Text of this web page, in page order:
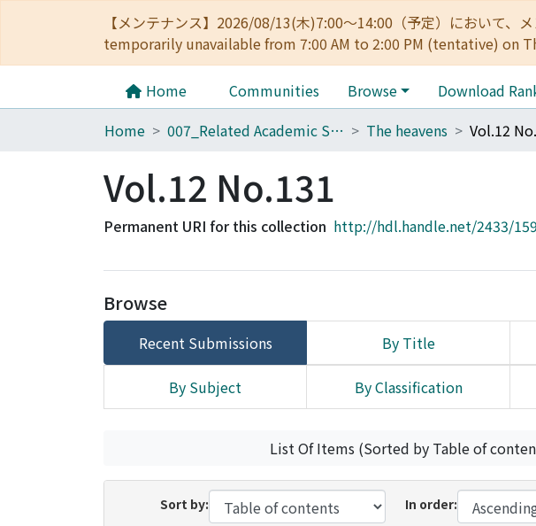
【メンテナンス】2026/08/13(木)7:00～14:00（予定）において
temporarily unavailable from 7:00 AM to 2:00 PM (tentative) on
Home Communities Browse Download
Home
007_Related Academic Societies The heavens Vol.12
Vol.12 No.131
Permanent URI for this collection http://hdl.handle.net/2433/
Browse
Recent Submissions By Title
By Subject By Classification
List Of Items (Sorted by Table of
Sort by: In order: